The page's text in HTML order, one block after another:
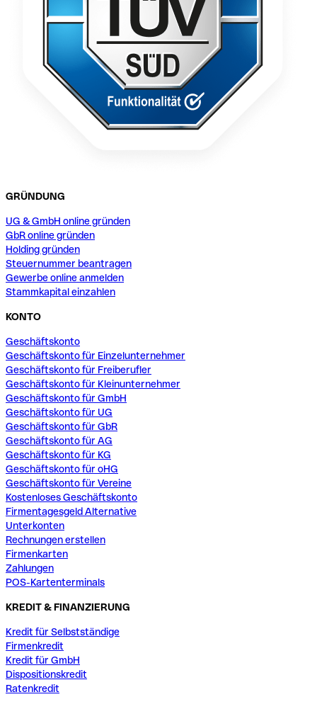
GRÜNDUNG
UG & GmbH online gründen
GbR online gründen
Holding gründen
Steuernummer beantragen
Gewerbe online anmelden
Stammkapital einzahlen
KONTO
Geschäftskonto
Geschäftskonto für Einzelunternehmer
Geschäftskonto für Freiberufler
Geschäftskonto für Kleinunternehmer
Geschäftskonto für GmbH
Geschäftskonto für UG
Geschäftskonto für GbR
Geschäftskonto für AG
Geschäftskonto für KG
Geschäftskonto für oHG
Geschäftskonto für Vereine
Kostenloses Geschäftskonto
Firmentagesgeld Alternative
Unterkonten
Rechnungen erstellen
Firmenkarten
Zahlungen
POS-Kartenterminals
KREDIT & FINANZIERUNG
Kredit für Selbstständige
Firmenkredit
Kredit für GmbH
Dispositionskredit
Ratenkredit